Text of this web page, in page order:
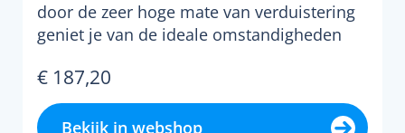
door de zeer hoge mate van verduistering
geniet je van de ideale omstandigheden
€ 187,20
Bekijk in webshop